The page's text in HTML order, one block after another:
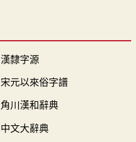
漢隸字源
宋元以來俗字譜
角川漢和辭典
中文大辭典